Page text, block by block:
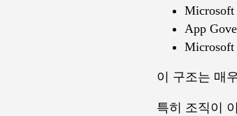
App
Microsoft
이 구조는 매
특히 조직이